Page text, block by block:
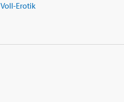
Voll-Erotik